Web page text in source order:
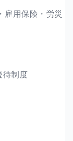
用保険・労災
制度